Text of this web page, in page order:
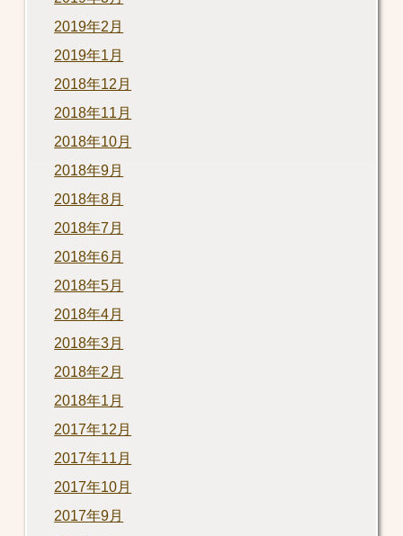
2019年2月
2019年1月
2018年12月
2018年11月
2018年10月
2018年9月
2018年8月
2018年7月
2018年6月
2018年5月
2018年4月
2018年3月
2018年2月
2018年1月
2017年12月
2017年11月
2017年10月
2017年9月